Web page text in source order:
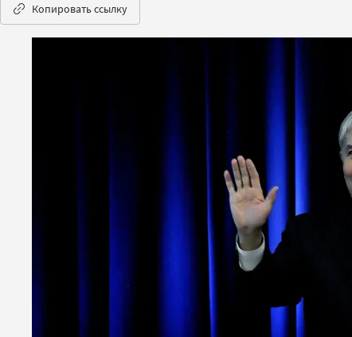
Копировать ссылку